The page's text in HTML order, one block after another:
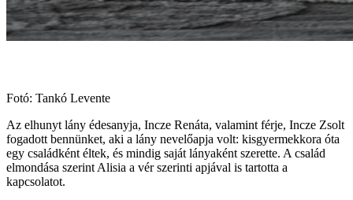
Fotó: Tankó Levente
Az elhunyt lány édesanyja, Incze Renáta, valamint férje, Incze Zsolt
fogadott bennünket, aki a lány nevelőapja volt: kisgyermekkora óta
egy családként éltek, és mindig saját lányaként szerette. A család
elmondása szerint Alisia a vér szerinti apjával is tartotta a
kapcsolatot.